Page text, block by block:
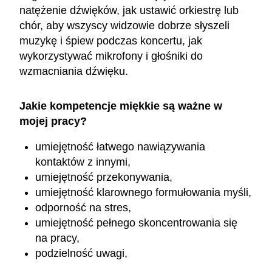
natężenie dźwięków, jak ustawić orkiestrę lub
chór, aby wszyscy widzowie dobrze słyszeli
muzykę i śpiew podczas koncertu, jak
wykorzystywać mikrofony i głośniki do
wzmacniania dźwięku.
Jakie kompetencje miękkie są ważne w
mojej pracy?
umiejętność łatwego nawiązywania
kontaktów z innymi,
umiejętność przekonywania,
umiejętność klarownego formułowania myśli,
odporność na stres,
umiejętność pełnego skoncentrowania się
na pracy,
podzielność uwagi,